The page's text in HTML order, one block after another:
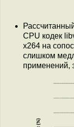
CPU кодек
x264 на
слишком
применений,